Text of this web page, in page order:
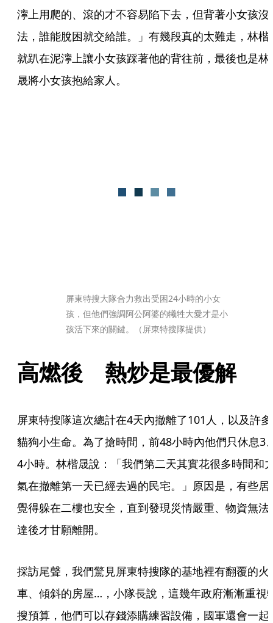
濘上用爬的、滾的才不容易陷下去，但背著小女孩沒
法，誰能脫困就交給誰。」有幾段真的太難走，林楷
就趴在泥濘上讓小女孩踩著他的背往前，最後也是林
晟將小女孩抱給家人。
屏東特搜大隊合力救出受困24小時的小女
孩，但他們強調阿公阿婆的犧牲大愛才是小
孩活下來的關鍵。（屏東特搜隊提供）
高燃後　熱炒是最優解
屏東特搜隊這次總計在4天內撤離了101人，以及許多
貓狗小生命。為了搶時間，前48小時內他們只休息3
4小時。林楷晟說：「我們第二天其實花很多時間和
氣在撤離第一天已經去過的民宅。」原因是，有些居
覺得躲在二樓也安全，直到發現災情嚴重、物資無法
達後才甘願離開。
採訪尾聲，我們驚見屏東特搜隊的基地裡有翻覆的火
車、傾斜的房屋…，小隊長說，這幾年政府漸漸重視
搜預算，他們可以存錢添購練習設備，國軍還會一起